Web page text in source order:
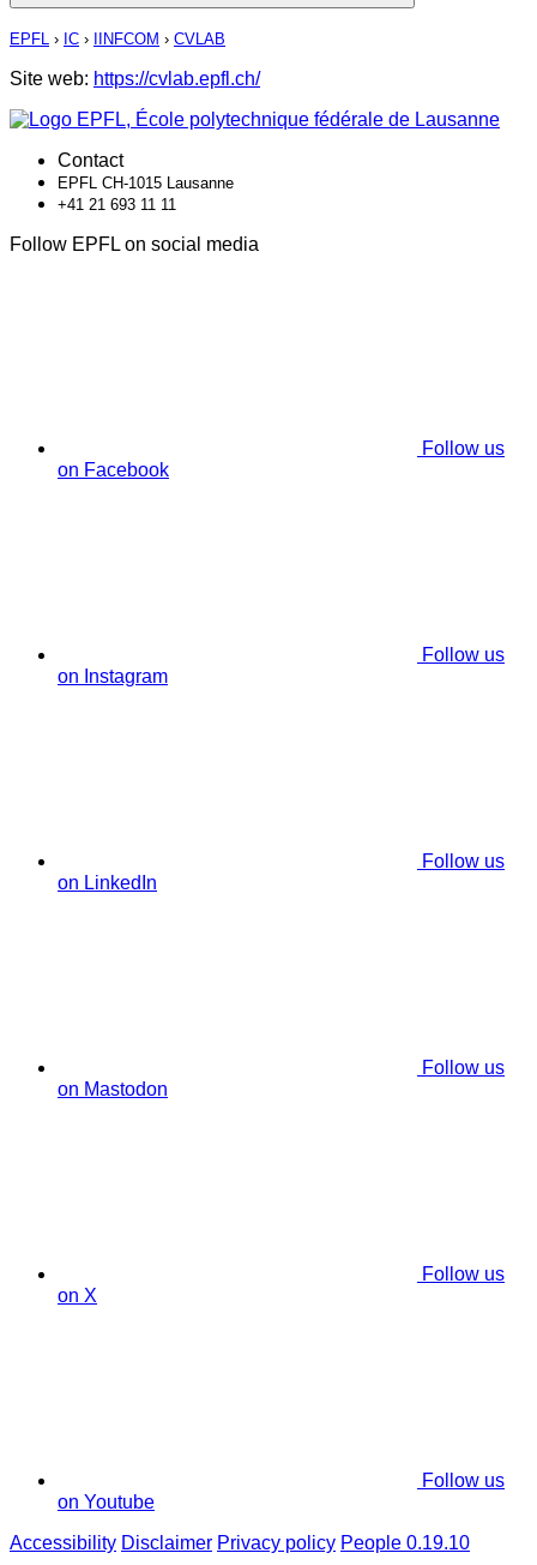
EPFL › IC › IINFCOM › CVLAB
Site web: https://cvlab.epfl.ch/
Contact
EPFL CH-1015 Lausanne
+41 21 693 11 11
Follow EPFL on social media
Follow us
on Facebook
Follow us
on Instagram
Follow us
on LinkedIn
Follow us
on Mastodon
Follow us
on X
Follow us
on Youtube
Accessibility Disclaimer Privacy policy People 0.19.10